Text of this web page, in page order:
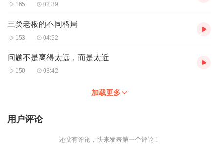
165 02:39
三类老板的不同格局
153 04:52
问题不是离得太远，而是太近
150 03:42
加载更多
用户评论
还没有评论，快来发表第一个评论！